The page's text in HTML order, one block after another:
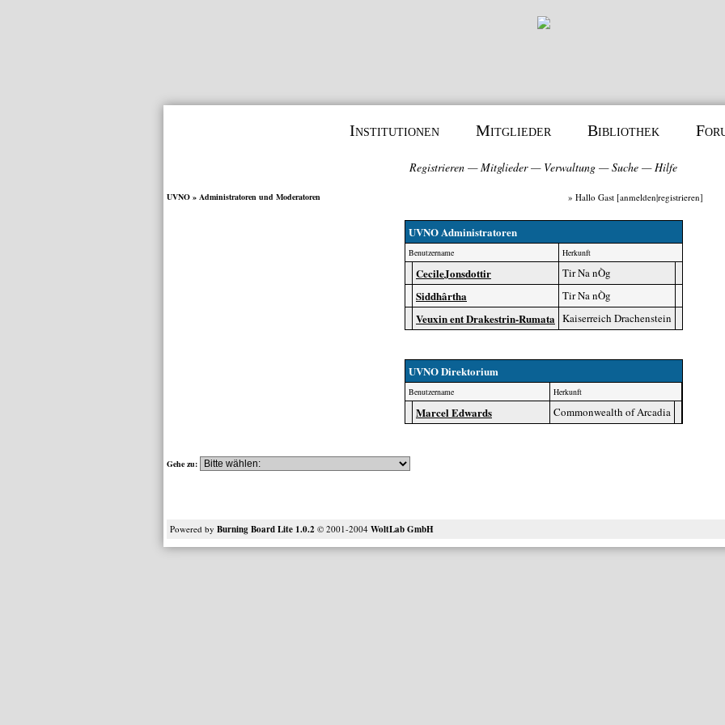
Institutionen Mitglieder Bibliothek
Registrieren —Mitglieder— Verwaltung —Suche —Hilfe
UVNO» Administratoren und Moderatoren » Hallo Gast [anmelden|registrieren]
UVNO Administratoren
Benutzername Herkunft
CecileJonsdottir Tir Na nÒg
Siddhârtha Tir Na nÒg
Veuxin ent Drakestrin-Rumata Kaiserreich Drachenstein
UVNO Direktorium
Benutzername Herkunft
Marcel Edwards Commonwealth of Arcadia
Gehe zu:
Powered by Burning Board Lite 1.0.2 © 2001-2004 WoltLab GmbH